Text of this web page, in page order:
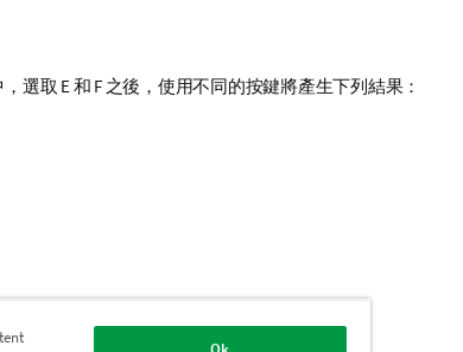
選取 E 和 F 之後，使用不同的按鍵將產生下列結果：